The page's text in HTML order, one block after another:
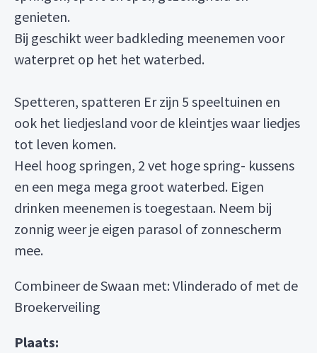
genieten.
Bij geschikt weer badkleding meenemen voor
waterpret op het het waterbed.
Spetteren, spatteren Er zijn 5 speeltuinen en
ook het liedjesland voor de kleintjes waar liedjes
tot leven komen.
Heel hoog springen, 2 vet hoge spring- kussens
en een mega mega groot waterbed. Eigen
drinken meenemen is toegestaan. Neem bij
zonnig weer je eigen parasol of zonnescherm
mee.
Combineer de Swaan met: Vlinderado of met de
Broekerveiling
Plaats: